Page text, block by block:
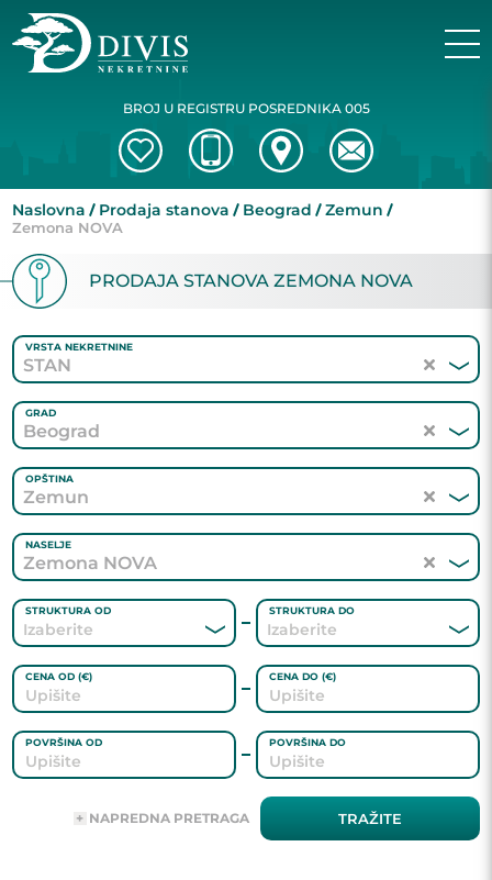
BROJ U REGISTRU POSREDNIKA 005
Naslovna Prodaja stanova Beograd Zemun
Zemona NOVA
PRODAJA STANOVA ZEMONA NOVA
VRSTA NEKRETNINE
STAN
GRAD
Beograd
OPŠTINA
Zemun
NASELJE
Zemona NOVA
STRUKTURA OD STRUKTURA DO
CENA OD (€) CENA DO (€)
POVRŠINA OD POVRŠINA DO
TRAŽITE
NAPREDNA PRETRAGA